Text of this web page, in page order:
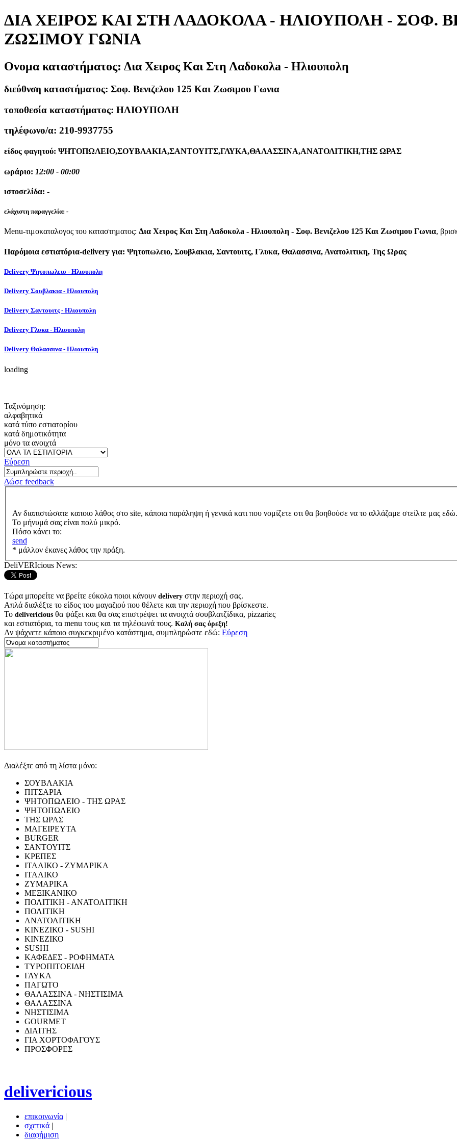
ΔΙΑ ΧΕΙΡΟΣ ΚΑΙ ΣΤΗ ΛΑΔΟΚΟΛA - ΗΛΙΟΥΠΟΛΗ - ΣΟΦ.
ΖΩΣΙΜΟΥ ΓΩΝΙΑ
Ονομα καταστήματος: Δια Χειρος Και Στη Λαδοκολa - Ηλιουπολη
διεύθνση καταστήματος: Σοφ. Βενιζελου 125 Και Ζωσιμου Γωνια
τοποθεσία καταστήματος: ΗΛΙΟΥΠΟΛΗ
τηλέφωνο/α: 210-9937755
είδος φαγητού: ΨΗΤΟΠΩΛΕΙΟ,ΣΟΥΒΛΑΚΙΑ,ΣΑΝΤΟΥΙΤΣ,ΓΛΥΚΑ,ΘΑΛΑΣΣΙΝΑ,ΑΝΑΤΟΛΙΤΙΚΗ,ΤΗΣ ΩΡΑΣ
ωράριο: 12:00 - 00:00
ιστοσελίδα: -
ελάχιστη παραγγελία: -
Menu-τιμοκαταλογος του καταστηματος: Δια Χειρος Και Στη Λαδοκολa - Ηλιουπολη - Σοφ. Βενιζελου 125 Και Ζωσιμου Γωνια,
Παρόμοια εστιατόρια-delivery για: Ψητοπωλειο, Σουβλακια, Σαντουιτς, Γλυκα, Θαλασσινα, Ανατολιτικη, Της Ωρας
Delivery Ψητοπωλειο - Ηλιουπολη
Delivery Σουβλακια - Ηλιουπολη
Delivery Σαντουιτς - Ηλιουπολη
Delivery Γλυκα - Ηλιουπολη
Delivery Θαλασσινα - Ηλιουπολη
loading
Ταξινόμηση:
αλφαβητικά
κατά τύπο εστιατορίου
κατά δημοτικότητα
μόνο τα ανοιχτά
Εύρεση
Δώσε feedback
Αν διαπιστώσατε καποιο λάθος στο site, κάποια παράληψη ή γενικά κατι που νομίζετε οτι θα βοηθούσε να το αλλάζαμε στείλτε μας
Το μήνυμά σας είναι πολύ μικρό.
Πόσο κάνει το:
send
* μάλλον έκανες λάθος την πράξη.
DeliVERIcious News:
Τώρα μπορείτε να βρείτε εύκολα ποιοι κάνουν delivery στην περιοχή σας.
Απλά διαλέξτε το είδος του μαγαζιού που θέλετε και την περιοχή που βρίσκεστε.
Το delivericious θα ψάξει και θα σας επιστρέψει τα ανοιχτά σουβλατζίδικα, pizzariες
και εστιατόρια, τα menu τους και τα τηλέφωνά τους. Καλή σας όρεξη!
Αν ψάχνετε κάποιο συγκεκριμένο κατάστημα, συμπληρώστε εδώ: Εύρεση
Διαλέξτε από τη λίστα μόνο:
ΣΟΥΒΛΑΚΙΑ
ΠΙΤΣΑΡΙΑ
ΨΗΤΟΠΩΛΕΙΟ - ΤΗΣ ΩΡΑΣ
ΨΗΤΟΠΩΛΕΙΟ
ΤΗΣ ΩΡΑΣ
ΜΑΓΕΙΡΕΥΤΑ
BURGER
ΣΑΝΤΟΥΙΤΣ
ΚΡΕΠΕΣ
ΙΤΑΛΙΚΟ - ΖΥΜΑΡΙΚΑ
ΙΤΑΛΙΚΟ
ΖΥΜΑΡΙΚΑ
ΜΕΞΙΚΑΝΙΚΟ
ΠΟΛΙΤΙΚΗ - ΑΝΑΤΟΛΙΤΙΚΗ
ΠΟΛΙΤΙΚΗ
ΑΝΑΤΟΛΙΤΙΚΗ
ΚΙΝΕΖΙΚΟ - SUSHI
ΚΙΝΕΖΙΚΟ
SUSHI
ΚΑΦΕΔΕΣ - ΡΟΦΗΜΑΤΑ
ΤΥΡΟΠΙΤΟΕΙΔΗ
ΓΛΥΚΑ
ΠΑΓΩΤΟ
ΘΑΛΑΣΣΙΝΑ - ΝΗΣΤΙΣΙΜΑ
ΘΑΛΑΣΣΙΝΑ
ΝΗΣΤΙΣΙΜΑ
GOURMET
ΔΙΑΙΤΗΣ
ΓΙΑ ΧΟΡΤΟΦΑΓΟΥΣ
ΠΡΟΣΦΟΡΕΣ
delivericious
επικοινωνία |
σχετικά |
διαφήμιση